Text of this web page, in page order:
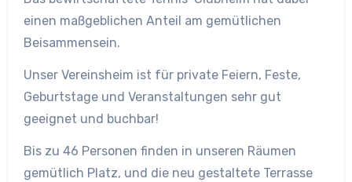
einen maßgeblichen Anteil am gemütlichen
Beisammensein.
Unser Vereinsheim ist für private Feiern, Feste,
Geburtstage und Veranstaltungen sehr gut
geeignet und buchbar!
Bis zu 46 Personen finden in unseren Räumen
gemütlich Platz, und die neu gestaltete Terrasse